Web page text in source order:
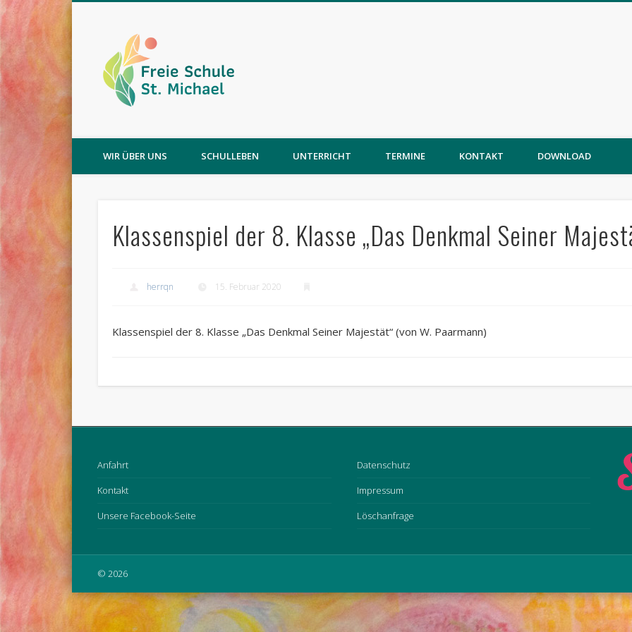
WIR ÜBER UNS SCHULLEBEN UNTERRICHT TERMINE KONTAKT DOWNLOAD
Klassenspiel der 8. Klasse „Das Denkmal Seiner
herrqn 15. Februar 2020
Klassenspiel der 8. Klasse „Das Denkmal Seiner Majestät“ (von W. Paarmann)
Anfahrt
Kontakt
Unsere Facebook-Seite
Datenschutz
Impressum
Löschanfrage
© 2026